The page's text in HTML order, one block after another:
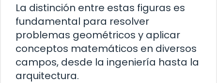
La distinción entre estas figuras es
fundamental para resolver
problemas geométricos y aplicar
conceptos matemáticos en diversos
campos, desde la ingeniería hasta la
arquitectura.